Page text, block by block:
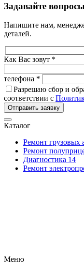
Задавайте
Напишите нам,
деталей.
Как Вас зовут *
телефона *
Разрешаю сбор и
соответствии с
Отправить заявку
Каталог
Ремонт грузовых
Ремонт
Диагностика 14
Ремонт
Меню